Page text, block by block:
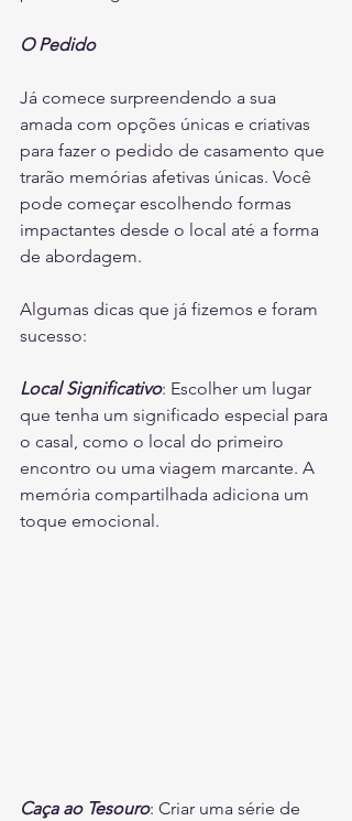
O Pedido
Já comece surpreendendo a sua
amada com opções únicas e criativas
para fazer o pedido de casamento que
trarão memórias afetivas únicas. Você
pode começar escolhendo formas
impactantes desde o local até a forma
de abordagem.
Algumas dicas que já fizemos e foram
sucesso:
Local Significativo: Escolher um lugar
que tenha um significado especial para
o casal, como o local do primeiro
encontro ou uma viagem marcante. A
memória compartilhada adiciona um
toque emocional.
Caça ao Tesouro: Criar uma série de